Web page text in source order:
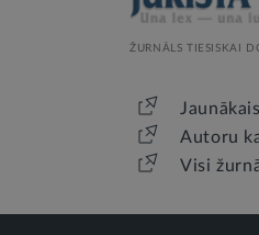
ŽURNĀLS TIESISKAI
Autoru
Visi